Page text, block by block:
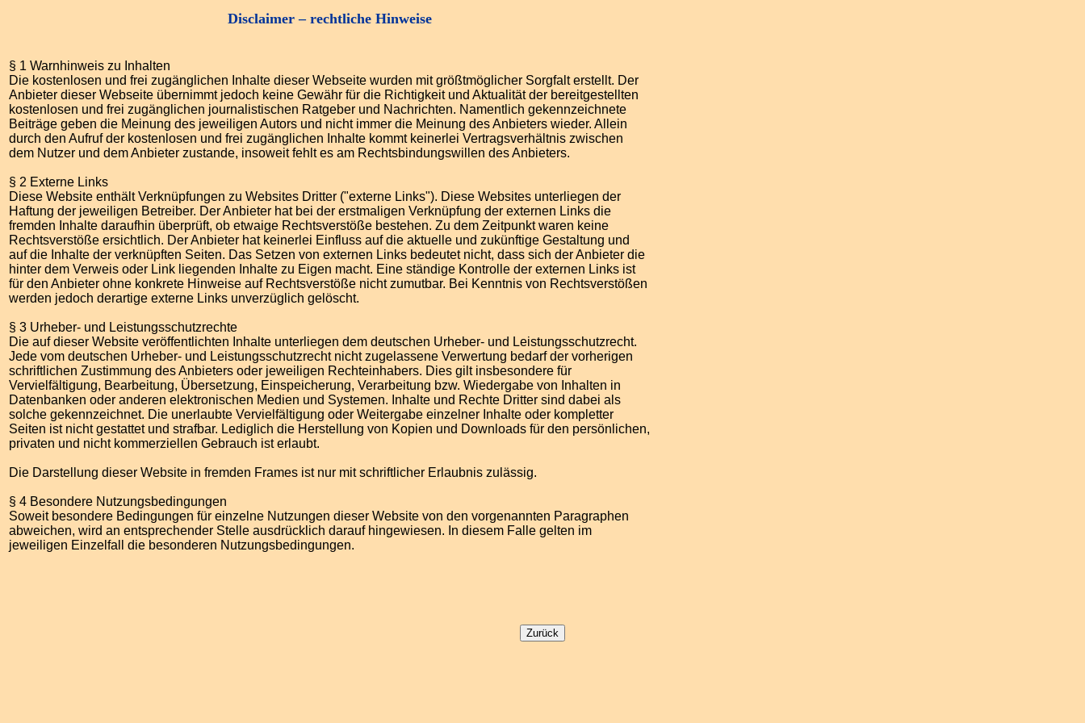
Disclaimer – rechtliche Hinweise
§ 1 Warnhinweis zu Inhalten
Die kostenlosen und frei zugänglichen Inhalte dieser Webseite wurden mit größtmöglicher Sorgfalt erstellt. Der
Anbieter dieser Webseite übernimmt jedoch keine Gewähr für die Richtigkeit und Aktualität der bereitgestellten
kostenlosen und frei zugänglichen journalistischen Ratgeber und Nachrichten. Namentlich gekennzeichnete
Beiträge geben die Meinung des jeweiligen Autors und nicht immer die Meinung des Anbieters wieder. Allein
durch den Aufruf der kostenlosen und frei zugänglichen Inhalte kommt keinerlei Vertragsverhältnis zwischen
dem Nutzer und dem Anbieter zustande, insoweit fehlt es am Rechtsbindungswillen des Anbieters.
§ 2 Externe Links
Diese Website enthält Verknüpfungen zu Websites Dritter ("externe Links"). Diese Websites unterliegen der
Haftung der jeweiligen Betreiber. Der Anbieter hat bei der erstmaligen Verknüpfung der externen Links die
fremden Inhalte daraufhin überprüft, ob etwaige Rechtsverstöße bestehen. Zu dem Zeitpunkt waren keine
Rechtsverstöße ersichtlich. Der Anbieter hat keinerlei Einfluss auf die aktuelle und zukünftige Gestaltung und
auf die Inhalte der verknüpften Seiten. Das Setzen von externen Links bedeutet nicht, dass sich der Anbieter die
hinter dem Verweis oder Link liegenden Inhalte zu Eigen macht. Eine ständige Kontrolle der externen Links ist
für den Anbieter ohne konkrete Hinweise auf Rechtsverstöße nicht zumutbar. Bei Kenntnis von Rechtsverstößen
werden jedoch derartige externe Links unverzüglich gelöscht.
§ 3 Urheber- und Leistungsschutzrechte
Die auf dieser Website veröffentlichten Inhalte unterliegen dem deutschen Urheber- und Leistungsschutzrecht.
Jede vom deutschen Urheber- und Leistungsschutzrecht nicht zugelassene Verwertung bedarf der vorherigen
schriftlichen Zustimmung des Anbieters oder jeweiligen Rechteinhabers. Dies gilt insbesondere für
Vervielfältigung, Bearbeitung, Übersetzung, Einspeicherung, Verarbeitung bzw. Wiedergabe von Inhalten in
Datenbanken oder anderen elektronischen Medien und Systemen. Inhalte und Rechte Dritter sind dabei als
solche gekennzeichnet. Die unerlaubte Vervielfältigung oder Weitergabe einzelner Inhalte oder kompletter
Seiten ist nicht gestattet und strafbar. Lediglich die Herstellung von Kopien und Downloads für den persönlichen,
privaten und nicht kommerziellen Gebrauch ist erlaubt.
Die Darstellung dieser Website in fremden Frames ist nur mit schriftlicher Erlaubnis zulässig.
§ 4 Besondere Nutzungsbedingungen
Soweit besondere Bedingungen für einzelne Nutzungen dieser Website von den vorgenannten Paragraphen
abweichen, wird an entsprechender Stelle ausdrücklich darauf hingewiesen. In diesem Falle gelten im
jeweiligen Einzelfall die besonderen Nutzungsbedingungen.